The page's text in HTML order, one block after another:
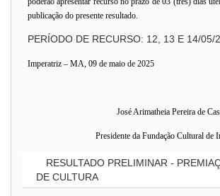
publicação do presente resultado.
PERÍODO DE RECURSO: 12, 13 E 14/05/
Imperatriz – MA, 09 de maio de 2025
José Arimatheia Pereira de
Presidente da Fundação Cultural de
RESULTADO PRELIMINAR -
DE CULTURA